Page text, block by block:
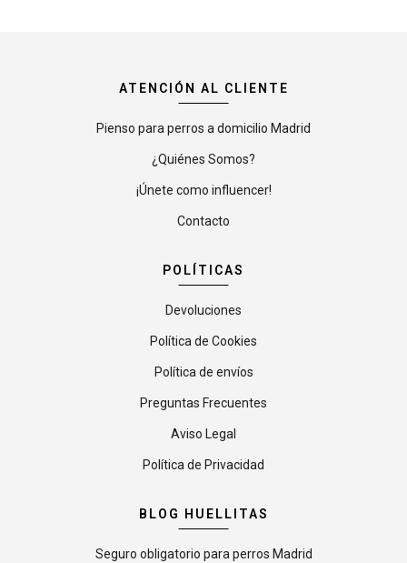
ATENCIÓN AL CLIENTE
Pienso para perros a domicilio Madrid
¿Quiénes Somos?
¡Únete como influencer!
Contacto
POLÍTICAS
Devoluciones
Política de Cookies
Política de envíos
Preguntas Frecuentes
Aviso Legal
Política de Privacidad
BLOG HUELLITAS
Seguro obligatorio para perros Madrid